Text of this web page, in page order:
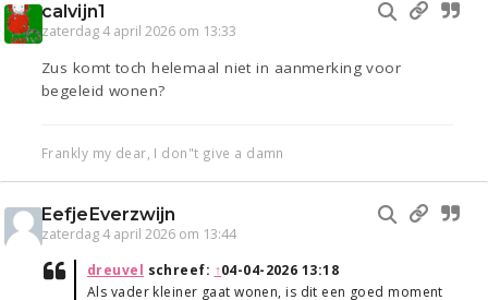
calvijn1
zaterdag 4 april 2026 om 13:33
Zus komt toch helemaal niet in aanmerking voor
begeleid wonen?
Frankly my dear, I don"t give a damn
EefjeEverzwijn
zaterdag 4 april 2026 om 13:44
dreuvel schreef: ↑04-04-2026 13:18
Als vader kleiner gaat wonen, is dit een goed moment